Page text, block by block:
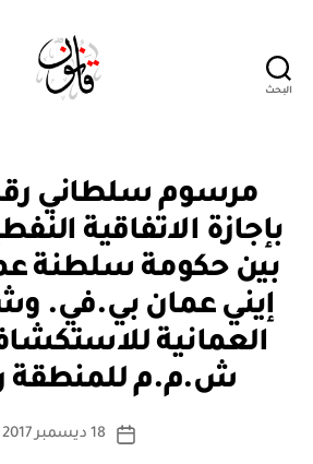
البحث
التصنيفات
بإجازة الاتفاقية
بين حكومة سلطنة
إيني عمان بي.في.
العمانية
ش.م.م للمنطقة
كاتب
بو
ا
س
ة
تاريخ
18 ديسمبر 2017